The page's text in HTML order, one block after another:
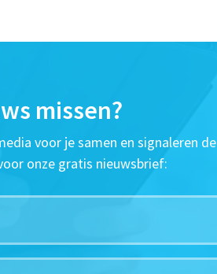
missen?
voor je samen en signaleren de
onze gratis nieuwsbrief: